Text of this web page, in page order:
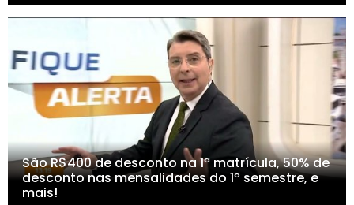
São R$400 de desconto na 1ª matrícula, 50% de
desconto nas mensalidades do 1º semestre, e
mais!